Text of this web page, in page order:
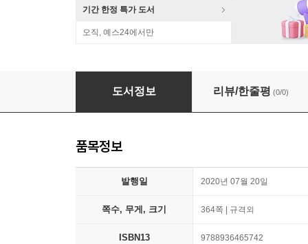
기간 한정 특가 도서
오직, 예스24에서만
역사가의 시간 2 (큰글자도서)
도서정보 리뷰/한줄평 (0/0)
품목정보
발행일 2020년 07월 20일
쪽수, 무게, 크기 364쪽 | 규격외
ISBN13 9788936465742